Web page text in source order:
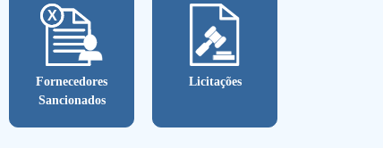
Fornecedores
Sancionados
Licitações